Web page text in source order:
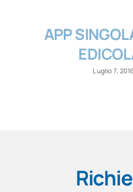
APP
Luglio 7,